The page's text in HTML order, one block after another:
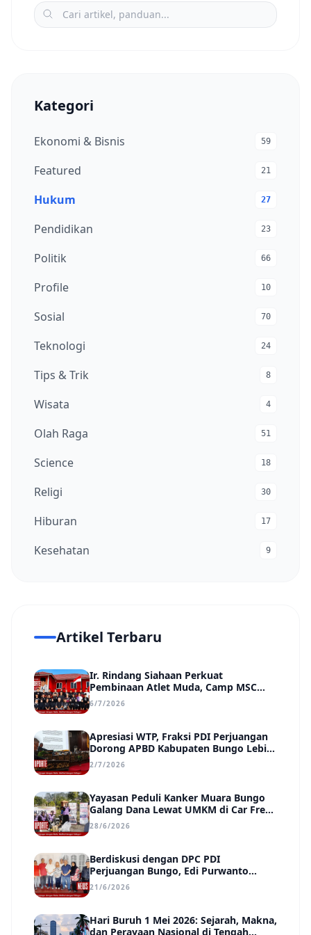
Kategori
Ekonomi & Bisnis 59
Featured 21
Hukum 27
Pendidikan 23
Politik 66
Profile 10
Sosial 70
Teknologi 24
Tips & Trik 8
Wisata 4
Olah Raga 51
Science 18
Religi 30
Hiburan 17
Kesehatan 9
Artikel Terbaru
Ir. Rindang Siahaan Perkuat
Pembinaan Atlet Muda, Camp MSC
Siapkan Generasi Juara Hadapi
Kejuaraan Regional hingga Nasional
6/7/2026
Apresiasi WTP, Fraksi PDI Perjuangan
Dorong APBD Kabupaten Bungo Lebih
Efektif, Transparan, dan Berdampak
2/7/2026
Yayasan Peduli Kanker Muara Bungo
Galang Dana Lewat UMKM di Car Free
Day, Ir. Rindang Siahaan Beri Apresiasi
28/6/2026
Berdiskusi dengan DPC PDI
Perjuangan Bungo, Edi Purwanto
Uraikan Poin-Poin Urgensi yang Perlu
Disadari Pemimpin Daerah
21/6/2026
Hari Buruh 1 Mei 2026: Sejarah, Makna,
dan Perayaan Nasional di Tengah